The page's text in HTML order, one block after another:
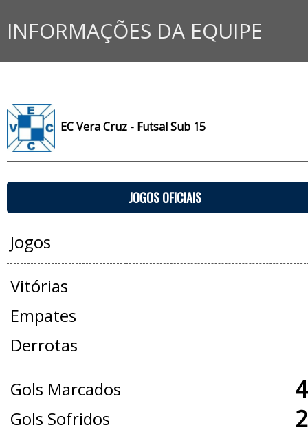
INFORMAÇÕES DA EQUIPE
EC Vera Cruz - Futsal Sub 15
JOGOS OFICIAIS
Jogos
Vitórias
Empates
Derrotas
Gols Marcados
Gols Sofridos